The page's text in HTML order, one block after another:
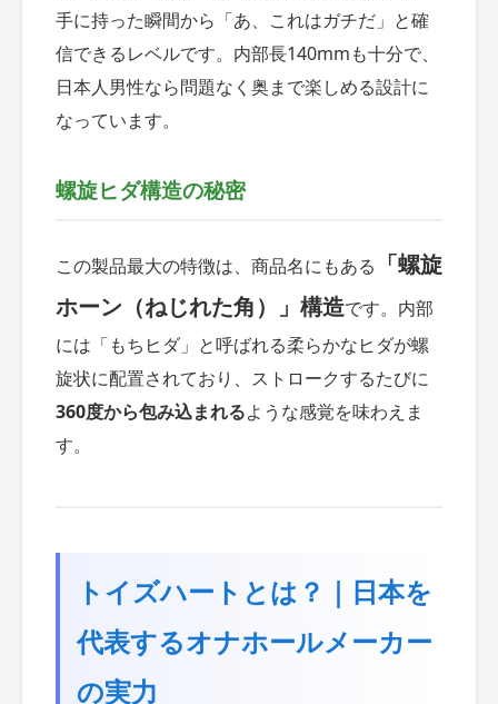
手に持った瞬間から「あ、これはガチだ」と確
信できるレベルです。内部長140mmも十分で、
日本人男性なら問題なく奥まで楽しめる設計に
なっています。
螺旋ヒダ構造の秘密
この製品最大の特徴は、商品名にもある
「螺旋
ホーン（ねじれた角）」構造です。内部
には「もちヒダ」と呼ばれる柔らかなヒダが螺
旋状に配置されており、ストロークするたびに
360度から包み込まれるような感覚を味わえま
す。
トイズハートとは？｜日本を
代表するオナホールメーカー
の実力